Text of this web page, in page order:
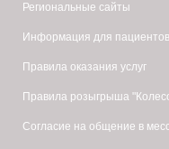
Региональные сайты
Информация для пациентов
Правила оказания услуг
Правила розыгрыша
Согласие на общение в